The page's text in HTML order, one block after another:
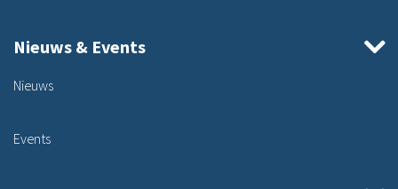
Nieuws & Events
Nieuws
Events